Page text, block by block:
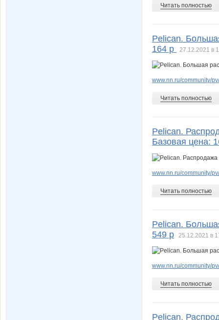
Читать полностью
Pelican.
164 р
27.12.2021 в
www.nn.ru/community/
Читать полностью
Pelican.
Базовая цена:
www.nn.ru/community/
Читать полностью
Pelican.
549 р
25.12.2021 в
www.nn.ru/community/
Читать полностью
Pelican.